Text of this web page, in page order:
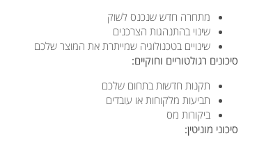
מתחרה חדש שנכנס לשוק
שינוי בהתנהגות הצרכנים
שינויים בטכנולוגיה שמייתרת את המוצר שלכם
סיכונים רגולטוריים וחוקיים:
תקנות חדשות בתחום שלכם
תביעות מלקוחות או עובדים
ביקורות מס
סיכוני מוניטין: